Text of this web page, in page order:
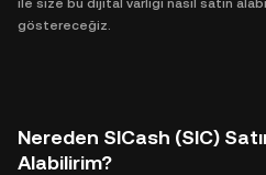
ile size bu dijital varlığı nasıl satın
göstereceğiz.
Nereden SICash (SIC)
Alabilirim?